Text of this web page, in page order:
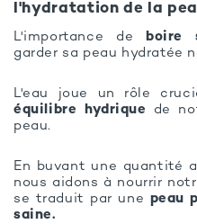
l'hydratation de la
L'importance de boire
garder sa peau hydratée
L'eau joue un rôle
équilibre hydrique de
peau.
En buvant une quantité
nous aidons à nourrir
se traduit par une peau
saine.